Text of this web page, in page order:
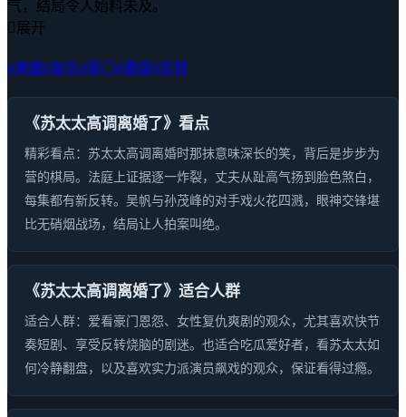
气，结局令人始料未及。
 展开
#离婚#复仇#豪门 #悬疑#反转
《苏太太高调离婚了》看点
精彩看点：苏太太高调离婚时那抹意味深长的笑，背后是步步为
营的棋局。法庭上证据逐一炸裂，丈夫从趾高气扬到脸色煞白，
每集都有新反转。吴帆与孙茂峰的对手戏火花四溅，眼神交锋堪
比无硝烟战场，结局让人拍案叫绝。
《苏太太高调离婚了》适合人群
适合人群：爱看豪门恩怨、女性复仇爽剧的观众，尤其喜欢快节
奏短剧、享受反转烧脑的剧迷。也适合吃瓜爱好者，看苏太太如
何冷静翻盘，以及喜欢实力派演员飙戏的观众，保证看得过瘾。